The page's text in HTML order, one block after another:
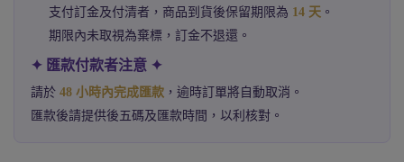
支付訂金及付清者，商品到貨後保留期限為 14 天 。
期限內未取視為棄標，訂金不退還。
✦ 匯款付款者注意 ✦
請於 48 小時內完成匯款 ，逾時訂單將自動取消。
匯款後請提供後五碼及匯款時間，以利核對。